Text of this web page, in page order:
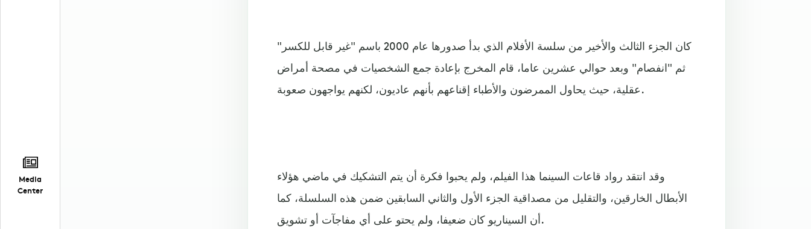
Media
Center
كان الجزء الثالث والأخير من سلسة الأفلام الذي بدأ صدورها عام 2000 باسم "غير قابل للكسر"
ثم "انفصام" وبعد حوالي عشرين عاما، قام المخرج بإعادة جمع الشخصيات في مصحة أمراض
عقلية، حيث يحاول الممرضون والأطباء إقناعهم بأنهم عاديون، لكنهم يواجهون صعوبة.
وقد انتقد رواد قاعات السينما هذا الفيلم، ولم يحبوا فكرة أن يتم التشكيك في ماضي هؤلاء
الأبطال الخارقين، والتقليل من مصداقية الجزء الأول والثاني السابقين ضمن هذه السلسلة، كما
أن السيناريو كان ضعيفا، ولم يحتو على أي مفاجآت أو تشويق.